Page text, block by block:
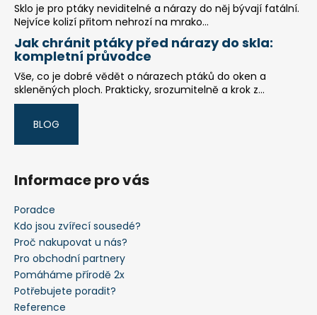
Sklo je pro ptáky neviditelné a nárazy do něj bývají fatální.
Nejvíce kolizí přitom nehrozí na mrako...
Jak chránit ptáky před nárazy do skla:
kompletní průvodce
Vše, co je dobré vědět o nárazech ptáků do oken a
skleněných ploch. Prakticky, srozumitelně a krok z...
BLOG
Informace pro vás
Poradce
Kdo jsou zvířecí sousedé?
Proč nakupovat u nás?
Pro obchodní partnery
Pomáháme přírodě 2x
Potřebujete poradit?
Reference